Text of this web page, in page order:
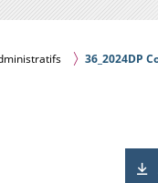
36_2024DP